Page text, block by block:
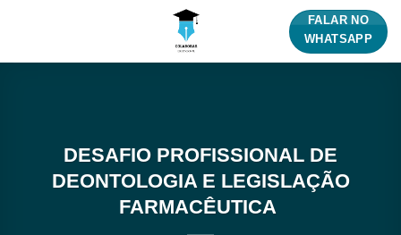
FALAR NO
WHATSAPP
DESAFIO PROFISSIONAL DE
DEONTOLOGIA E LEGISLAÇÃO
FARMACÊUTICA